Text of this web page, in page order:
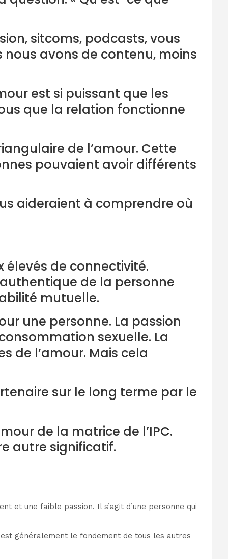
sitcoms, podcasts, vous
nous avons de contenu, moins
est si puissant que les
que la relation fonctionne
de l’amour. Cette
pouvaient avoir différents
aideraient à comprendre où
élevés de connectivité.
de la personne
mutuelle.
une personne. La passion
sexuelle. La
de l’amour. Mais cela
sur le long terme par le
de la matrice de l’IPC.
autre significatif.
et une faible passion. Il s’agit d’une personne qui
est généralement le fondement de tous les autres